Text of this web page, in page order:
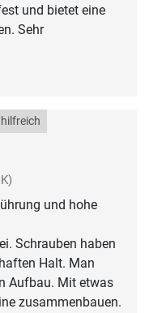
und bietet eine
Sehr
und hohe
Schrauben haben
Halt. Man
Aufbau. Mit etwas
zusammenbauen.